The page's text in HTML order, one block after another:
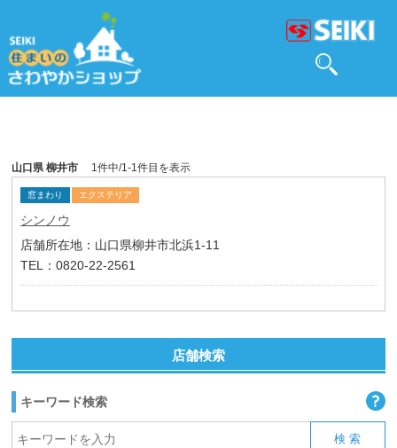
山口県 柳井市 1件中/1-1件目を表示
窓まわり エクステリア
シンノウ
店舗所在地：山口県柳井市北浜1-11
TEL：0820-22-2561
店舗検索
キーワード検索